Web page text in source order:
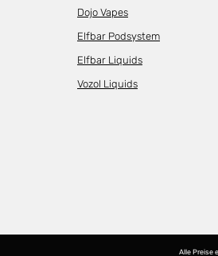
Dojo Vapes
Elfbar Podsystem
Elfbar Liquids
Vozol Liquids
Alle Preise